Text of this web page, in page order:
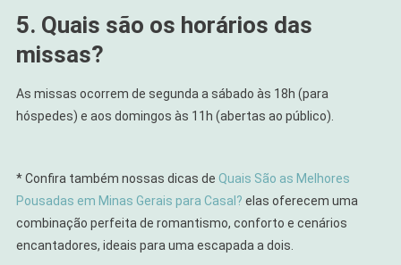
5. Quais são os horários das
missas?
As missas ocorrem de segunda a sábado às 18h (para
hóspedes) e aos domingos às 11h (abertas ao público).
* Confira também nossas dicas de Quais São as Melhores
Pousadas em Minas Gerais para Casal? elas oferecem uma
combinação perfeita de romantismo, conforto e cenários
encantadores, ideais para uma escapada a dois.